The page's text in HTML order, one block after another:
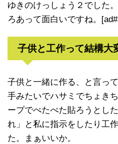
ゆきのけっしょう２でした
ろあって面白いですね。
子供と工作って結構大
子供と一緒に作る、と言っ
手みたいでハサミでちょき
ープでぺたぺた貼ろうとし
れ」と私に指示をしたり工
た。まぁいいか。